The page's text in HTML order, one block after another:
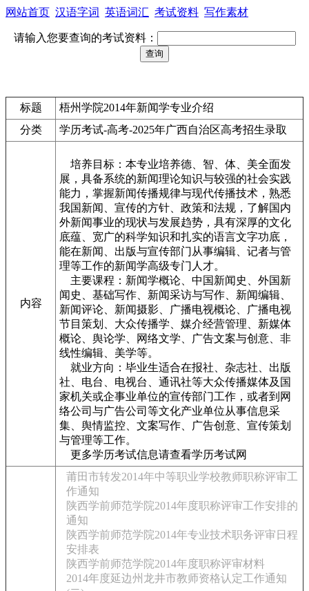
网站首页 汉语字词 英语词汇 考试资料 写作素材
请输入您要查询的考试资料：
标题
梧州学院2014年新闻学专业介绍
分类
学历考试-高考-2025年广西自治区高考招生录取
内容
培养目标：本专业培养德、智、体、美全面发
展，具备系统的新闻理论知识与较强的社会实践
能力，掌握新闻传播规律与现代传播技术，熟悉
我国新闻、宣传的方针、政策和法规，了解国内
外新闻事业的现状与发展趋势，具有深厚的文化
底蕴、宽广的科学知识和扎实的语言文字功底，
能在新闻、出版与宣传部门从事编辑、记者与管
理等工作的新闻学高级专门人才。
主要课程：新闻学概论、中国新闻史、外国新
闻史、基础写作、新闻采访与写作、新闻编辑、
新闻评论、新闻摄影、广播电视概论、广播电视
节目策划、大众传播学、媒介经营管理、新媒体
概论、舆论学、网络文学、广告文案与创意、非
线性编辑、美学等。
就业方向：毕业生适合在报社、杂志社、出版
社、电台、电视台、通讯社等大众传播媒体及国
家机关或企事业单位的宣传部门工作，或者到网
络公司与广告公司等文化产业单位从事信息采
集、舆情监控、文案写作、广告创意、宣传策划
与管理等工作。
更多学历考试信息请查看学历考试网
莆田市转发2014年中等职业学校教师职称评审工
作通知
陕西学前师范学院2014年度职称评审工作安排的
通知
陕西学前师范学院2014年专业技术职务评审日程
安排表
陕西学前师范学院2014年度职称评审材料
2014年度延边州龙井市教师资格认定工作通知